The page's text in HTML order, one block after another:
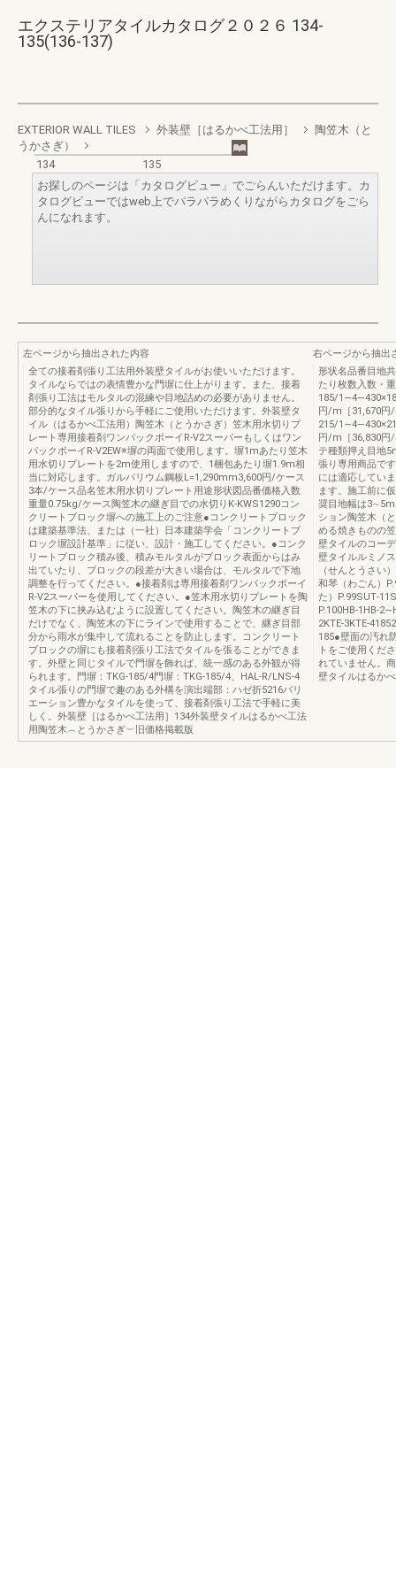
エクステリアタイルカタログ２０２６ 134-
135(136-137)
EXTERIOR WALL TILES 外装壁［はるかべ工法用］
陶笠木（と
うかさぎ）
134
135
お探しのページは「カタログビュー」でごらんいただけます。カ
タログビューではweb上でパラパラめくりながらカタログをごら
んになれます。
左ページから抽出された内容
全ての接着剤張り工法用外装壁タイルがお使いいただけます。
タイルならではの表情豊かな門塀に仕上がります。また、接着
剤張り工法はモルタルの混練や目地詰めの必要がありません。
部分的なタイル張りから手軽にご使用いただけます。外装壁タ
イル（はるかべ工法用）陶笠木（とうかさぎ）笠木用水切りプ
レート専用接着剤ワンパックボーイR-V2スーパーもしくはワン
パックボーイR-V2EW※塀の両面で使用します。塀1mあたり笠木
用水切りプレートを2m使用しますので、1梱包あたり塀1.9m相
当に対応します。ガルバリウム鋼板L=1,290mm3,600円/ケース
3本/ケース品名笠木用水切りプレート用途形状図品番価格入数
重量0.75kg/ケース陶笠木の継ぎ目での水切りK‐KWS1290コン
クリートブロック塀への施工上のご注意●コンクリートブロック
は建築基準法、または（一社）日本建築学会「コンクリートブ
ロック塀設計基準」に従い、設計・施工してください。●コンク
リートブロック積み後、積みモルタルがブロック表面からはみ
出ていたり、ブロックの段差が大きい場合は、モルタルで下地
調整を行ってください。●接着剤は専用接着剤ワンパックボーイ
R‐V2スーパーを使用してください。●笠木用水切りプレートを陶
笠木の下に挟み込むように設置してください。陶笠木の継ぎ目
だけでなく、陶笠木の下にラインで使用することで、継ぎ目部
分から雨水が集中して流れることを防止します。コンクリート
ブロックの塀にも接着剤張り工法でタイルを張ることができま
す。外壁と同じタイルで門塀を飾れば、統一感のある外観が得
られます。門塀：TKG‐185/4門塀：TKG‐185/4、HAL‐R/LNS‐4
タイル張りの門塀で趣のある外構を演出端部：ハゼ折5216バリ
エーション豊かなタイルを使って、接着剤張り工法で手軽に美
しく。外装壁［はるかべ工法用］134外装壁タイルはるかべ工法
用陶笠木︵とうかさぎ︶旧価格掲載版
右ページから抽出
形状名品番目地
たり枚数入数・
185/
円/m［31,670円/
215/
円/m［36,830円/
テ種類押え目地
張り専用商品で
には適応してい
ます。施工前に
奨目地幅は
ション陶笠木（
める焼きものの
壁タイルのコー
壁タイルルミノス
（せんとうさい
和琴（わごん）
た）
185●壁面の汚れ
トをご使用くだ
れていません。
壁タイルはるか